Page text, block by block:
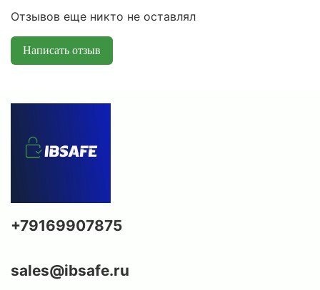
Отзывов еще никто не оставлял
Написать отзыв
+79169907875
sales@ibsafe.ru